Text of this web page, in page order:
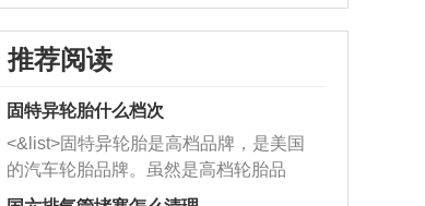
推荐阅读
固特异轮胎什么档次
<&list>固特异轮胎是高档品牌，是美国
的汽车轮胎品牌。虽然是高档轮胎品
牌，但是中高低端的轮胎都有生产，这